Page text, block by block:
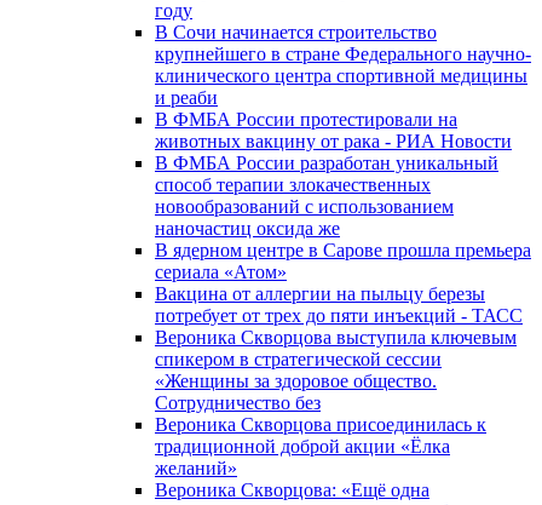
году
В Сочи начинается строительство
крупнейшего в стране Федерального научно-
клинического центра спортивной медицины
и реаби
В ФМБА России протестировали на
животных вакцину от рака - РИА Новости
В ФМБА России разработан уникальный
способ терапии злокачественных
новообразований с использованием
наночастиц оксида же
В ядерном центре в Сарове прошла премьера
сериала «Атом»
Вакцина от аллергии на пыльцу березы
потребует от трех до пяти инъекций - ТАСС
Вероника Скворцова выступила ключевым
спикером в стратегической сессии
«Женщины за здоровое общество.
Сотрудничество без
Вероника Скворцова присоединилась к
традиционной доброй акции «Ёлка
желаний»
Вероника Скворцова: «Ещё одна